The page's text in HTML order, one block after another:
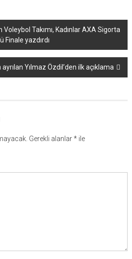
Voleybol Takımı, Kadınlar AXA Sigorta
Finale yazdırdı
Yılmaz Özdil’den ilk açıklama
Gerekli alanlar*ile